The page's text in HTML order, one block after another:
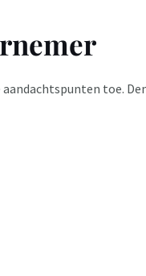
toe.